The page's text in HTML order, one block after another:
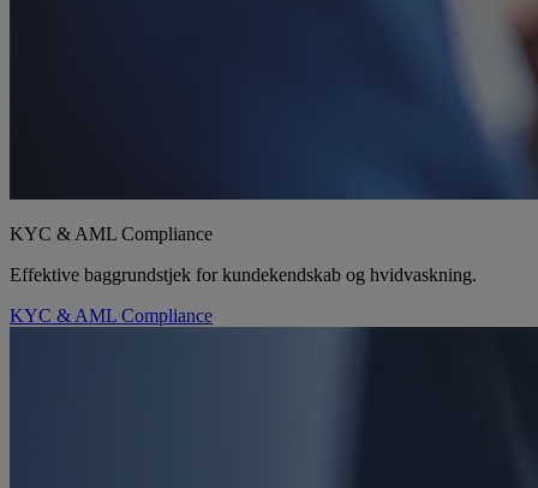
KYC & AML Compliance
Effektive baggrundstjek for kundekendskab og hvidvaskning.
KYC & AML Compliance